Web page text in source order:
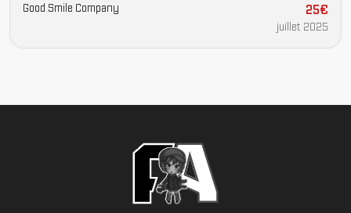
Good Smile Company 25€
juillet 2025